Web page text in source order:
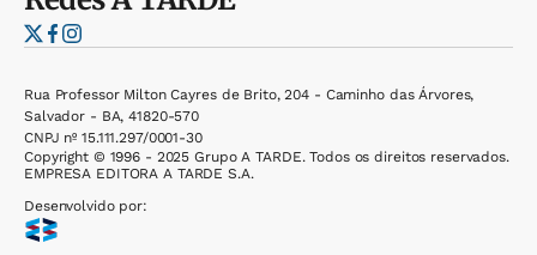
Rua Professor Milton Cayres de Brito, 204 - Caminho das Árvores,
Salvador - BA, 41820-570
CNPJ nº 15.111.297/0001-30
Copyright © 1996 - 2025 Grupo A TARDE. Todos os direitos reservados.
EMPRESA EDITORA A TARDE S.A.
Desenvolvido por: